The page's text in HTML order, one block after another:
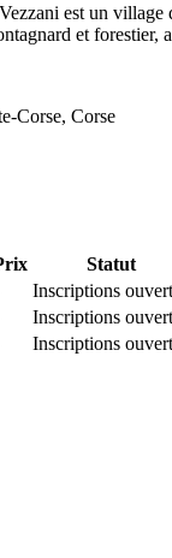
Vezzani est un village
et forestier,
Corse, Corse
Statut
Inscriptions
Inscriptions
Inscriptions